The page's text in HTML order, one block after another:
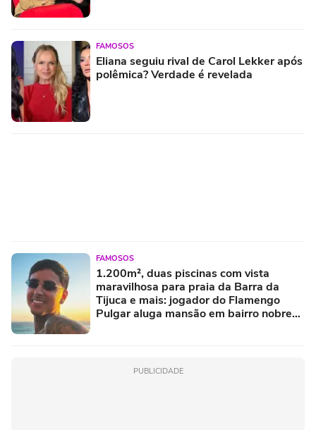
FAMOSOS
Eliana seguiu rival de Carol Lekker após
polêmica? Verdade é revelada
FAMOSOS
1.200m², duas piscinas com vista
maravilhosa para praia da Barra da
Tijuca e mais: jogador do Flamengo
Pulgar aluga mansão em bairro nobre
PUBLICIDADE